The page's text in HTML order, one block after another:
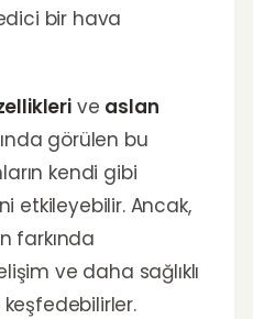
bir hava
ve aslan
görülen bu
kendi gibi
etkileyebilir. Ancak,
farkında
ve daha sağlıklı
keşfedebilirler.